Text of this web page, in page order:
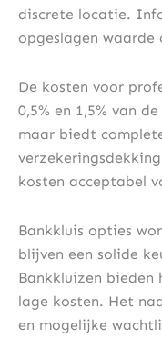
discrete locatie.
opgeslagen
De kosten voor
0,5% en 1,5% van
maar biedt
kosten acceptabel
Bankkluis opties
blijven een solide
Bankkluizen
lage kosten. Het
en mogelijke